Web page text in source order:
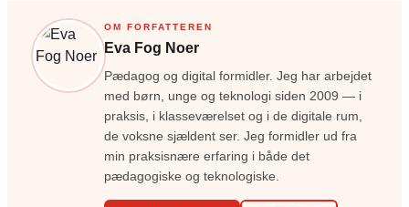
OM FORFATTEREN
Eva Fog Noer
Pædagog og digital formidler. Jeg har arbejdet
med børn, unge og teknologi siden 2009 — i
praksis, i klasseværelset og i de digitale rum,
de voksne sjældent ser. Jeg formidler ud fra
min praksisnære erfaring i både det
pædagogiske og teknologiske.